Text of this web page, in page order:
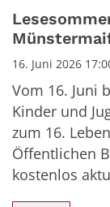
Datum: 16.
16. Juni 2026
Vom 16. Juni
Kinder und
zum 16.
Öffentlichen
kostenlos